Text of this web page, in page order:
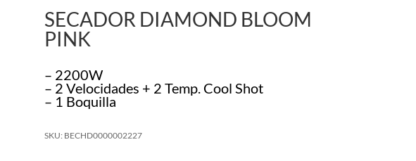
SECADOR DIAMOND BLOOM
PINK
– 2200W
– 2 Velocidades + 2 Temp. Cool Shot
– 1 Boquilla
SKU: BECHD0000002227